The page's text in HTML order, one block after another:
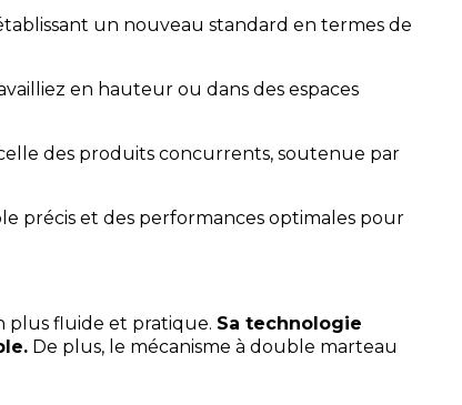
un nouveau standard en termes de
en hauteur ou dans des espaces
des produits concurrents, soutenue par
précis et des performances optimales pour
plus fluide et pratique. Sa technologie
De plus, le mécanisme à double marteau